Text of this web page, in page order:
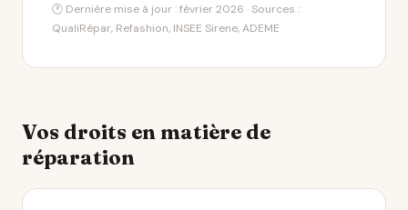
🕐 Dernière mise à jour : février 2026 · Sources :
QualiRépar, Refashion, INSEE Sirene, ADEME
Vos droits en matière de
réparation